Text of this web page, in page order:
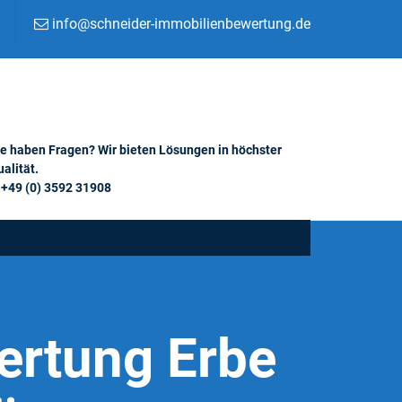
info@schneider-immobilienbewertung.de
haben Fragen? Wir bieten Lösungen in höchster
(0) 3592 31908
Erbe